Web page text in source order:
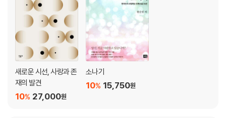
새로운 시선, 사랑과 존
재의 발견
27,000원
10%
소나기
15,750원
10%